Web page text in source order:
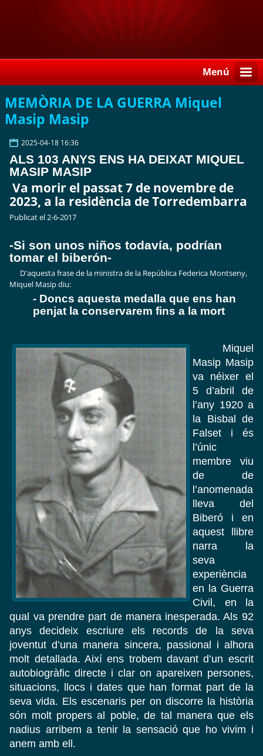
Menú
MEMÒRIA DE LA GUERRA Miquel
Masip Masip
2025-04-18 16:36
ALS 103 ANYS ENS HA DEIXAT MIQUEL
MASIP MASIP
Va morir el passat 7 de novembre de
2023, a la residència de Torredembarra
Publicat el 2-6-2017
-Si son unos niños todavía, podrían
tomar el biberón-
D'aquesta frase de la ministra de la República Federica Montseny,
Miquel Masip diu:
- Doncs aquesta medalla que ens han
penjat la conservarem finsa la mort
Miquel
Masip Masip
va néixer el
5 d’abril de
l’any 1920 a
la Bisbal de
Falset i és
l’únic
membre viu
de de
l’anomenada
lleva del
Biberó i en
aquest llibre
narra la
seva
experiència
en la Guerra
Civil, en la
qual va prendre part de manera inesperada. Als 92
anys decideix escriure els records de la seva
joventut d’una manera sincera, passional i alhora
molt detallada. Així ens trobem davant d’un escrit
autobiogràfic directe i clar on apareixen persones,
situacions, llocs i dates que han format part de la
seva vida. Els escenaris per on discorre la història
són molt propers al poble, de tal manera que els
nadius arribem a tenir la sensació que ho vivim i
anem amb ell.